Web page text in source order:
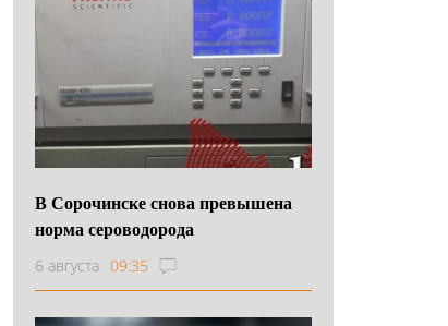
В Сорочинске снова превышена
норма сероводорода
6 августа 09:35